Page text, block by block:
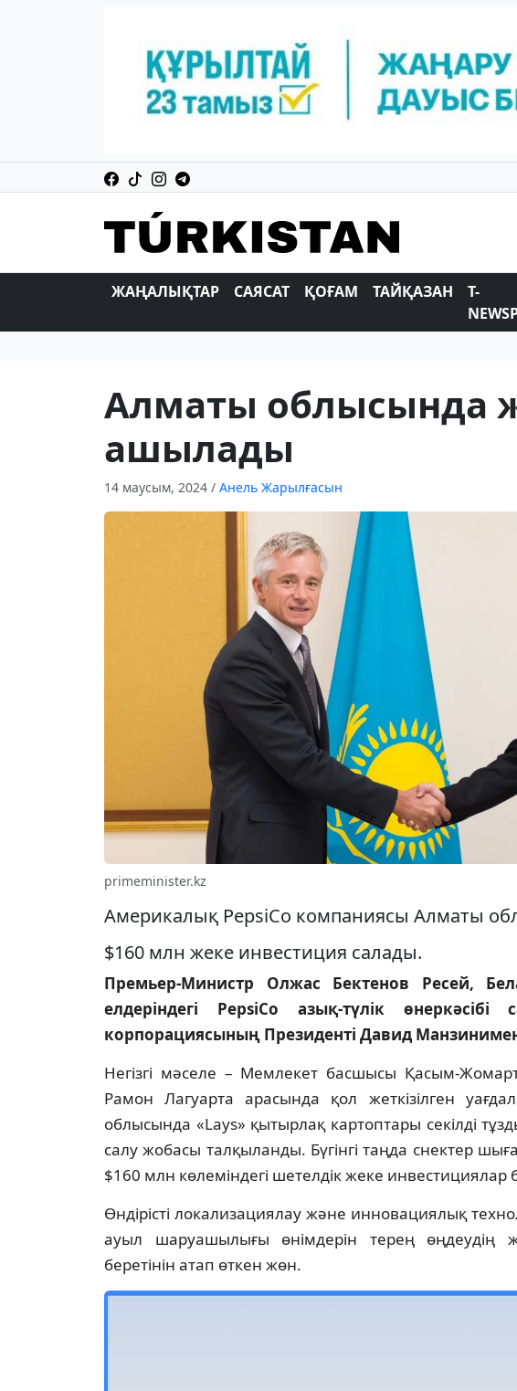
ЖАҢАЛЫҚТАР САЯСАТ ҚОҒАМ ТАЙҚАЗАН
T-
Алматы облысында
ашылады
14 маусым, 2024 / Анель Жарылғасын
primeminister.kz
Америкалық PepsiСo компаниясы Алматы
$160 млн жеке инвестиция салады.
Премьер-Министр Олжас Бектенов Ресей,
елдеріндегі PepsiСo азық-түлік өнеркәсібі
корпорациясының Президенті Давид Манзинимен
Негізгі мәселе – Мемлекет басшысы Қасым-
Рамон Лагуарта арасында қол жеткізілген
облысында «Lays» қытырлақ картоптары секілді
салу жобасы талқыланды. Бүгінгі таңда снектер
$160 млн көлеміндегі шетелдік жеке инвестициялар
Өндірісті локализациялау және инновациялық
ауыл шаруашылығы өнімдерін терең өңдеудің
беретінін атап өткен жөн.